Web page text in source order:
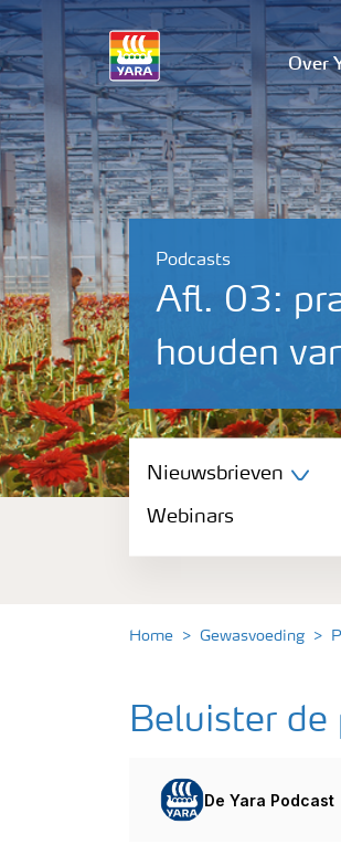
Over
Podcasts
Afl. 03:
houden
Nieuwsbrieven
Gewassen
Grow the future
Meststoffen veiligheid
Nieuwsbrieven
Webinars
Home Gewasvoeding
Beluister de